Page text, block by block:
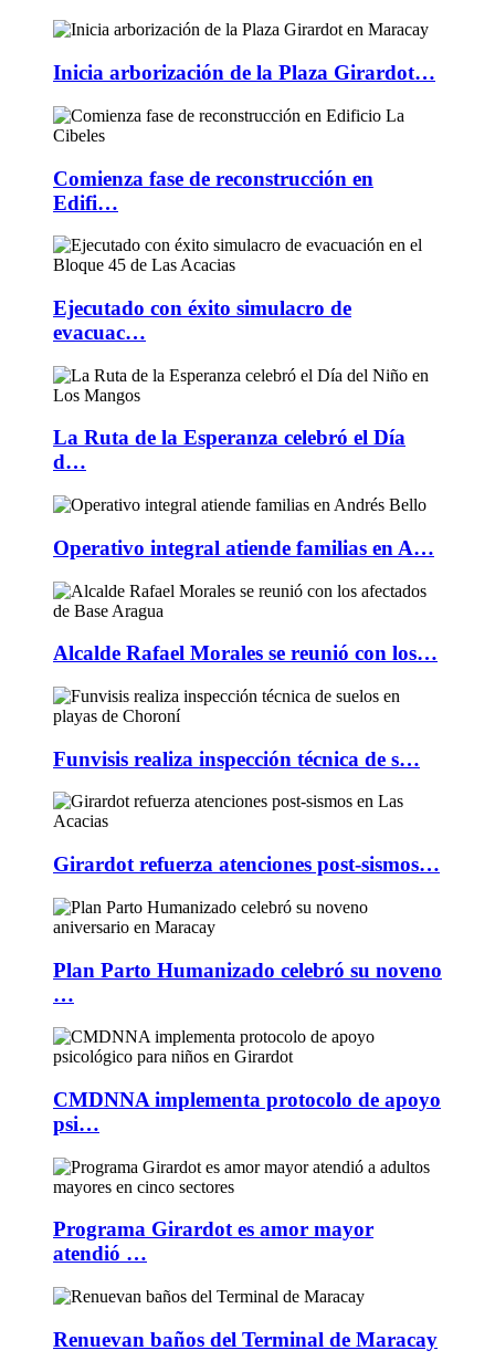
Inicia arborización de la Plaza Girardot…
Comienza fase de reconstrucción en
Edifi…
Ejecutado con éxito simulacro de
evacuac…
La Ruta de la Esperanza celebró el Día
d…
Operativo integral atiende familias en A…
Alcalde Rafael Morales se reunió con los…
Funvisis realiza inspección técnica de s…
Girardot refuerza atenciones post-sismos…
Plan Parto Humanizado celebró su noveno
…
CMDNNA implementa protocolo de apoyo
psi…
Programa Girardot es amor mayor
atendió …
Renuevan baños del Terminal de Maracay